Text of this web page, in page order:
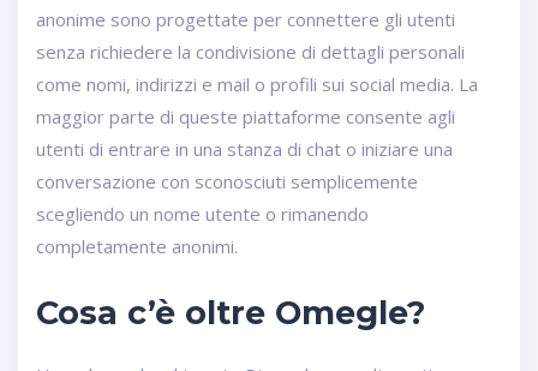
anonime sono progettate per connettere gli utenti
senza richiedere la condivisione di dettagli personali
come nomi, indirizzi e mail o profili sui social media. La
maggior parte di queste piattaforme consente agli
utenti di entrare in una stanza di chat o iniziare una
conversazione con sconosciuti semplicemente
scegliendo un nome utente o rimanendo
completamente anonimi.
Cosa c’è oltre Omegle?